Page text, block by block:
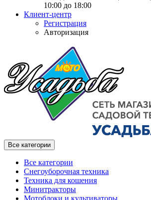
10:00 до 18:00
Клиент-центр
Регистрация
Авторизация
Все категории
Все категории
Снегоуборочная техника
Техника для кошения
Минитракторы
Мотоблоки и культиваторы